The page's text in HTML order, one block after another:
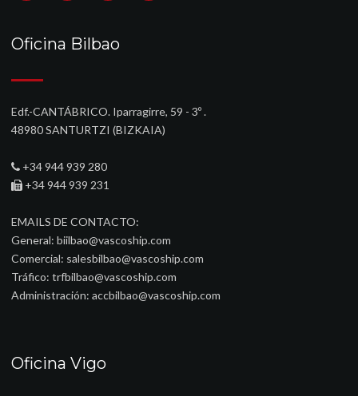
Oficina Bilbao
Edf.-CANTÁBRICO. Iparragirre, 59 - 3º .
48980 SANTURTZI (BIZKAIA)‎
+34 944 939 280
+34 944 939 231
EMAILS DE CONTACTO:
General: biilbao@vascoship.com
Comercial: salesbilbao@vascoship.com
Tráfico: trfbilbao@vascoship.com
Administración: accbilbao@vascoship.com
Oficina Vigo